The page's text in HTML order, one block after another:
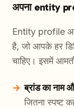
अपना entity
Entity profile
है, जो आपके हर
चाहिए। इसमें
ब्रांड का नाम
जितना स्पष्ट